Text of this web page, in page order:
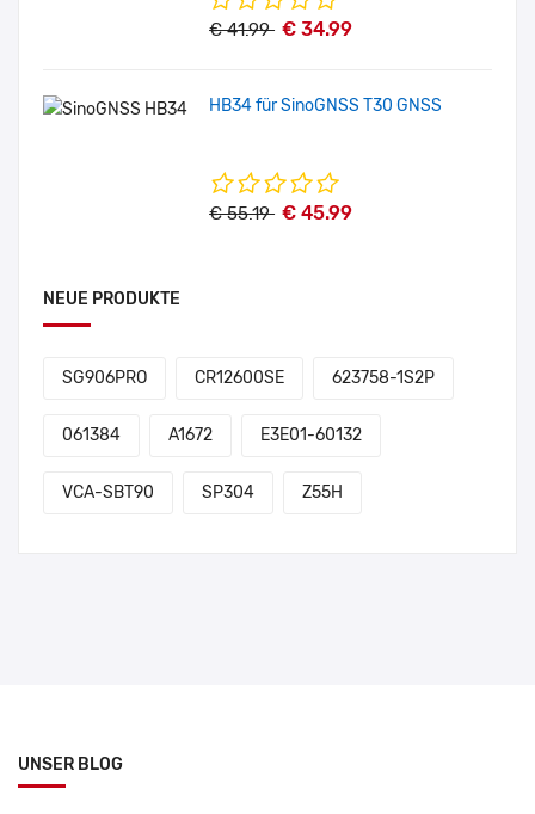
€ 41.99 € 34.99
HB34 für SinoGNSS T30 GNSS
€ 55.19 € 45.99
NEUE PRODUKTE
SG906PRO CR12600SE 623758-1S2P
061384 A1672 E3E01-60132
VCA-SBT90 SP304 Z55H
UNSER BLOG